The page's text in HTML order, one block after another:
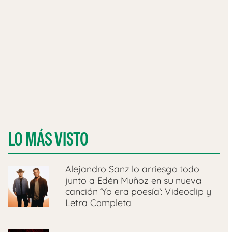
LO MÁS VISTO
Alejandro Sanz lo arriesga todo
junto a Edén Muñoz en su nueva
canción ‘Yo era poesía’: Videoclip y
Letra Completa